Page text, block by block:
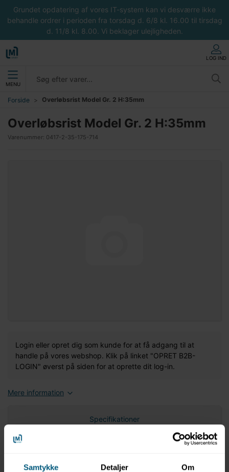
Samtykke Detaljer Om
Grundet opdatering af vores IT-system kan vi desværre ikke
behandle ordrer i perioden fra torsdag d. 6/8 kl. 16.00 til tirsdag
d. 11/8 kl. 8.00. Vi beklager ulejligheden.
LOG IND
MENU
Forside Overløbsrist Model Gr. 2 H:35mm
Overløbsrist Model Gr. 2 H:35mm
Varenummer: 0417-2-35-175-714
Login eller opret dig som kunde for at få adgang til at
handle på vores webshop. Klik på linket "OPRET B2B-
LOGIN" øverst på siden for at oprette dit log-in.
Mere information
Specifikationer